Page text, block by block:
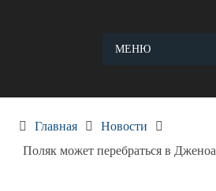
МЕНЮ
Главная
Новости
Поляк может перебраться в Дженоа